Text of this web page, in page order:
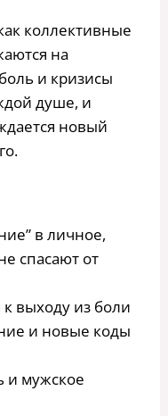
коллективные
на
и кризисы
душе, и
новый
в личное,
спасают от
выходу из боли
и новые коды
и мужское